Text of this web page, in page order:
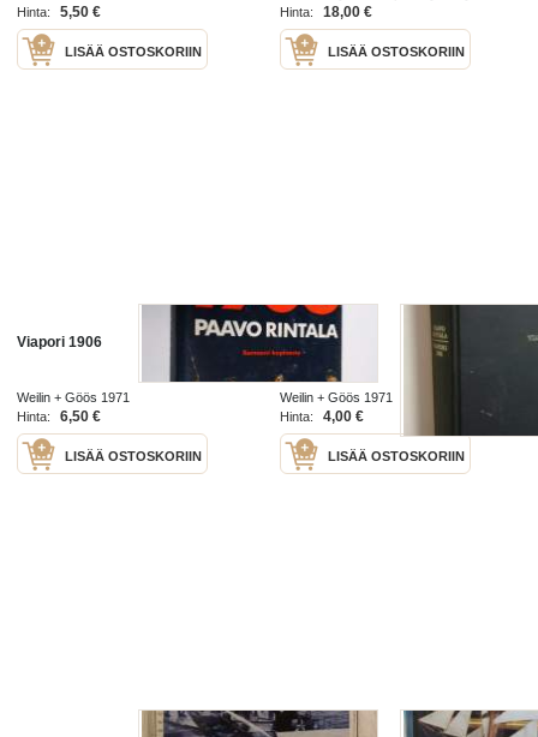
Hinta:
5,50 €
LISÄÄ OSTOSKORIIN
Hinta:
18,00 €
LISÄÄ OSTOSKORIIN
Viapori 1906
Weilin + Göös 1971
Hinta:
6,50 €
LISÄÄ OSTOSKORIIN
Viapori 1906
Weilin + Göös 1971
Hinta:
4,00 €
LISÄÄ OSTOSKORIIN